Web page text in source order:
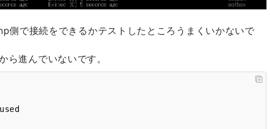
で接続をできるかテストしたところうまくいかないで
ら進んでいないです。